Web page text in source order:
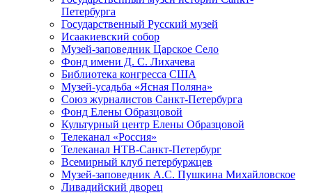
Петербурга
Государственный Русский музей
Исаакиевский собор
Музей-заповедник Царское Село
Фонд имени Д. С. Лихачева
Библиотека конгресса США
Музей-усадьба «Ясная Поляна»
Союз журналистов Санкт-Петербурга
Фонд Елены Образцовой
Культурный центр Елены Образцовой
Телеканал «Россия»
Телеканал НТВ-Санкт-Петербург
Всемирный клуб петербуржцев
Музей-заповедник А.С. Пушкина Михайловское
Ливадийский дворец